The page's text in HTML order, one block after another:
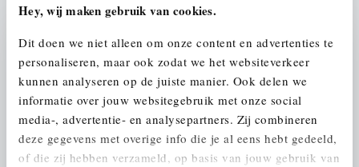
Hey, wij maken gebruik van cookies.
Dit doen we niet alleen om onze content en advertenties te
personaliseren, maar ook zodat we het websiteverkeer
kunnen analyseren op de juiste manier. Ook delen we
informatie over jouw websitegebruik met onze social
media-, advertentie- en analysepartners. Zij combineren
deze gegevens met overige info die je al eens hebt gedeeld,
of die zij hebben verzameld, op basis van jouw gebruik van
Stap 1 van 3
UW AUTO INRUILEN?